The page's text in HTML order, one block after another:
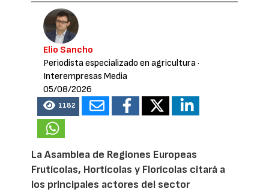
Elio Sancho
Periodista especializado en agricultura·
Interempresas Media
05/08/2026
1182
La Asamblea de Regiones Europeas
Frutícolas, Hortícolas y Florícolas citará a
los principales actores del sector